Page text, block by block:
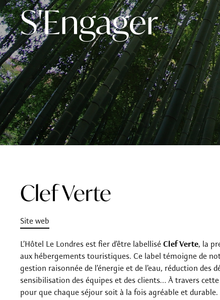
S'Engager
Clef Verte
Site web
L’Hôtel Le Londres est fier d’être labellisé Clef Verte, la
aux hébergements touristiques. Ce label témoigne de
gestion raisonnée de l’énergie et de l’eau, réduction
sensibilisation des équipes et des clients… À travers
pour que chaque séjour soit à la fois agréable et durable.